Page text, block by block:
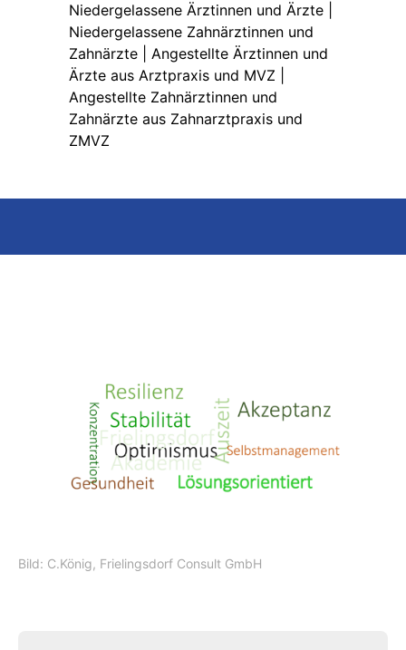
Niedergelassene Ärztinnen und Ärzte |
Niedergelassene Zahnärztinnen und
Zahnärzte | Angestellte Ärztinnen und
Ärzte aus Arztpraxis und MVZ |
Angestellte Zahnärztinnen und
Zahnärzte aus Zahnarztpraxis und
ZMVZ
Bild: C.König, Frielingsdorf Consult GmbH